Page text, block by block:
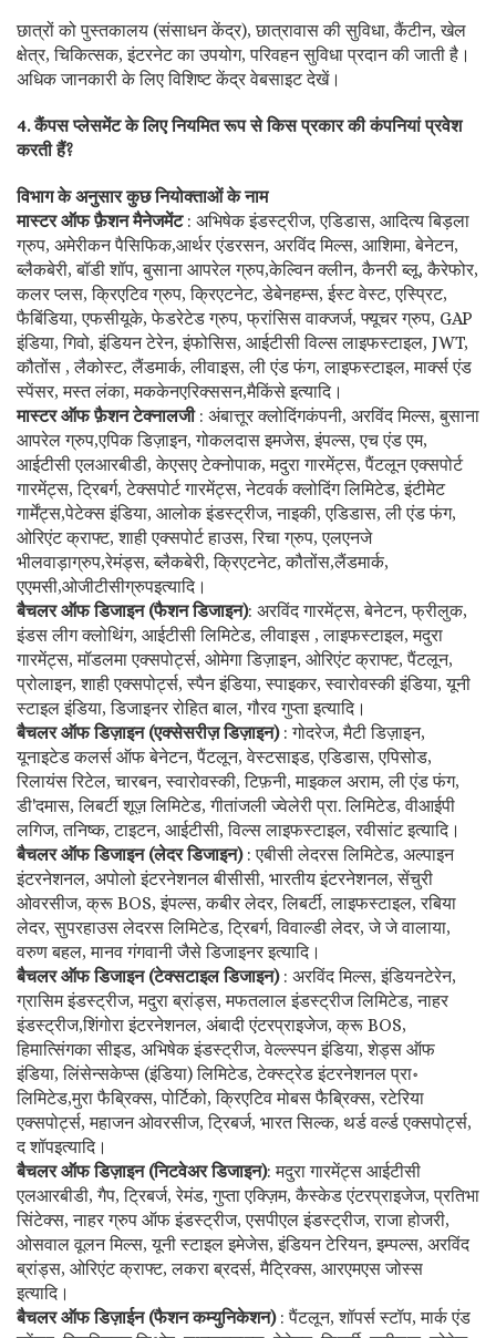
छात्रों को पुस्तकालय (संसाधन केंद्र), छात्रावास की सुविधा, कैंटीन, खेल
क्षेत्र, चिकित्सक, इंटरनेट का उपयोग, परिवहन सुविधा प्रदान की जाती है।
अधिक जानकारी के लिए विशिष्ट केंद्र वेबसाइट देखें।
4. कैंपस प्लेसमेंट के लिए नियमित रूप से किस प्रकार की कंपनियां प्रवेश
करती हैं?
विभाग के अनुसार कुछ नियोक्ताओं के नाम
मास्टर ऑफ फ़ैशन मैनेजमेंट : अभिषेक इंडस्ट्रीज, एडिडास, आदित्य बिड़ला
ग्रुप, अमेरीकन पैसिफिक,आर्थर एंडरसन, अरविंद मिल्स, आशिमा, बेनेटन,
ब्लैकबेरी, बॉडी शॉप, बुसाना आपरेल ग्रुप,केल्विन क्लीन, कैनरी ब्लू, कैरेफोर,
कलर प्लस, क्रिएटिव ग्रुप, क्रिएटनेट, डेबेनहम्स, ईस्ट वेस्ट, एस्प्रिट,
फैबिंडिया, एफसीयूके, फेडरेटेड ग्रुप, फ्रांसिस वाक्जर्ज, फ्यूचर ग्रुप, GAP
इंडिया, गिवो, इंडियन टेरेन, इंफोसिस, आईटीसी विल्स लाइफस्टाइल, JWT,
कौतोंस , लैकोस्ट, लैंडमार्क, लीवाइस, ली एंड फंग, लाइफस्टाइल, मार्क्स एंड
स्पेंसर, मस्त लंका, मककेनएरिक्ससन,मैकिंसे इत्यादि।
मास्टर ऑफ फ़ैशन टेक्नालजी : अंबात्तूर क्लोदिंगकंपनी, अरविंद मिल्स, बुसाना
आपरेल ग्रुप,एपिक डिज़ाइन, गोकलदास इमजेस, इंपल्स, एच एंड एम,
आईटीसी एलआरबीडी, केएसए टेक्नोपाक, मदुरा गारमेंट्स, पैंटलून एक्सपोर्ट
गारमेंट्स, ट्रिबर्ग, टेक्सपोर्ट गारमेंट्स, नेटवर्क क्लोदिंग लिमिटेड, इंटीमेट
गार्मेंट्स,पेटेक्स इंडिया, आलोक इंडस्ट्रीज, नाइकी, एडिडास, ली एंड फंग,
ओरिएंट क्राफ्ट, शाही एक्सपोर्ट हाउस, रिचा ग्रुप, एलएनजे
भीलवाड़ाग्रुप,रेमंड्स, ब्लैकबेरी, क्रिएटनेट, कौतोंस,लैंडमार्क,
एएमसी,ओजीटीसीग्रुपइत्यादि।
बैचलर ऑफ डिजाइन (फैशन डिजाइन): अरविंद गारमेंट्स, बेनेटन, फ्रीलुक,
इंडस लीग क्लोथिंग, आईटीसी लिमिटेड, लीवाइस , लाइफस्टाइल, मदुरा
गारमेंट्स, मॉडलमा एक्सपोर्ट्स, ओमेगा डिज़ाइन, ओरिएंट क्राफ्ट, पैंटलून,
प्रोलाइन, शाही एक्सपोर्ट्स, स्पैन इंडिया, स्पाइकर, स्वारोवस्की इंडिया, यूनी
स्टाइल इंडिया, डिजाइनर रोहित बाल, गौरव गुप्ता इत्यादि।
बैचलर ऑफ डिज़ाइन (एक्सेसरीज़ डिज़ाइन) : गोदरेज, मैटी डिज़ाइन,
यूनाइटेड कलर्स ऑफ बेनेटन, पैंटलून, वेस्टसाइड, एडिडास, एपिसोड,
रिलायंस रिटेल, चारबन, स्वारोवस्की, टिफ़नी, माइकल अराम, ली एंड फंग,
डी'दमास, लिबर्टी शूज़ लिमिटेड, गीतांजली ज्वेलेरी प्रा. लिमिटेड, वीआईपी
लगिज, तनिष्क, टाइटन, आईटीसी, विल्स लाइफस्टाइल, रवीसांट इत्यादि।
बैचलर ऑफ डिजाइन (लेदर डिजाइन) : एबीसी लेदरस लिमिटेड, अल्पाइन
इंटरनेशनल, अपोलो इंटरनेशनल बीसीसी, भारतीय इंटरनेशनल, सेंचुरी
ओवरसीज, क्रू BOS, इंपल्स, कबीर लेदर, लिबर्टी, लाइफस्टाइल, रबिया
लेदर, सुपरहाउस लेदरस लिमिटेड, ट्रिबर्ग, विवाल्डी लेदर, जे जे वालाया,
वरुण बहल, मानव गंगवानी जैसे डिजाइनर इत्यादि।
बैचलर ऑफ डिजाइन (टेक्सटाइल डिजाइन) : अरविंद मिल्स, इंडियनटेरेन,
ग्रासिम इंडस्ट्रीज, मदुरा ब्रांड्स, मफतलाल इंडस्ट्रीज लिमिटेड, नाहर
इंडस्ट्रीज,शिंगोरा इंटरनेशनल, अंबादी एंटरप्राइजेज, क्रू BOS,
हिमात्सिंगका सीइड, अभिषेक इंडस्ट्रीज, वेल्ल्स्पन इंडिया, शेड्स ऑफ
इंडिया, लिंसेन्सकेप्स (इंडिया) लिमिटेड, टेक्स्ट्रेड इंटरनेशनल प्रा॰
लिमिटेड,मुरा फैब्रिक्स, पोर्टिको, क्रिएटिव मोबस फैब्रिक्स, रटेरिया
एक्सपोर्ट्स, महाजन ओवरसीज, ट्रिबर्ज, भारत सिल्क, थर्ड वर्ल्ड एक्सपोर्ट्स,
द शॉपइत्यादि।
बैचलर ऑफ डिज़ाइन (निटवेअर डिजाइन): मदुरा गारमेंट्स आईटीसी
एलआरबीडी, गैप, ट्रिबर्ज, रेमंड, गुप्ता एक्ज़िम, कैस्केड एंटरप्राइजेज, प्रतिभा
सिंटेक्स, नाहर ग्रुप ऑफ इंडस्ट्रीज, एसपीएल इंडस्ट्रीज, राजा होजरी,
ओसवाल वूलन मिल्स, यूनी स्टाइल इमेजेस, इंडियन टेरियन, इम्पल्स, अरविंद
ब्रांड्स, ओरिएंट क्राफ्ट, लकरा ब्रदर्स, मैट्रिक्स, आरएमएस जोस्स
इत्यादि।
बैचलर ऑफ डिज़ाईन (फैशन कम्युनिकेशन) : पैंटलून, शॉपर्स स्टॉप, मार्क एंड